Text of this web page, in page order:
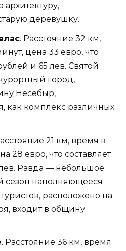
деревушку.
. Расстояние 32 км,
цена 33 евро, что
и 65 лев. Святой
город,
Несебыр,
как комплекс различных
21 км, время в
28 евро, что составляет
Равда — небольшое
сезон наполняющееся
расположено на
входит в общину
. Расстояние 36 км, время